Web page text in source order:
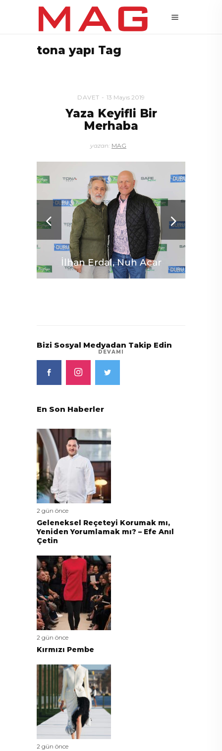
tona yapı Tag
DAVET 13 Mayıs 2019
Yaza Keyifli Bir
Merhaba
yazan: MAG
İlhan Erdal, Nuh Acar
DEVAMI
Bizi Sosyal Medyadan Takip Edin
En Son Haberler
2 gün önce
Geleneksel Reçeteyi Korumak mı,
Yeniden Yorumlamak mı? – Efe Anıl
Çetin
2 gün önce
Kırmızı Pembe
2 gün önce